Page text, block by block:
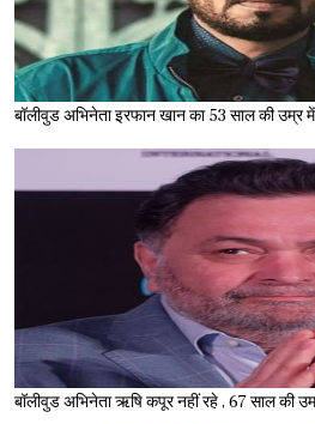
बॉलीवुड अभिनेता इरफान खान का 53 साल की उम्र
बॉलीवुड अभिनेता ऋषि कपूर नहीं रहे , 67 साल की